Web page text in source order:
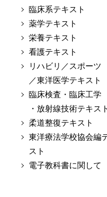
臨床系テキスト
薬学テキスト
栄養テキスト
看護テキスト
リハビリ／スポーツ
／東洋医学テキスト
臨床検査・臨床工学
・放射線技術テキスト
柔道整復テキスト
東洋療法学校協会編
スト
電子教科書に関して